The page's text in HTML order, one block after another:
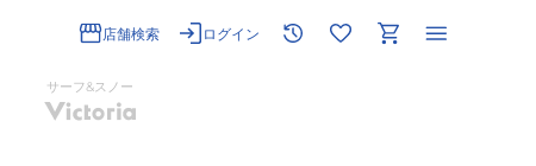
店舗検索 ログイン
サーフ&スノー